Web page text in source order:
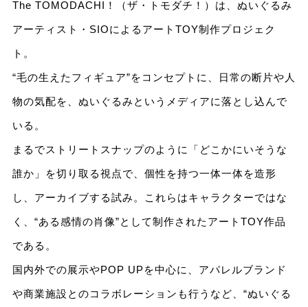
The TOMODACHI！（ザ・トモダチ！）は、ぬいぐるみ
アーティスト・SIOによるアートTOY制作プロジェク
ト。
“毛の生えたフィギュア”をコンセプトに、日常の断片や人
物の気配を、ぬいぐるみというメディアに落とし込んで
いる。
まるでストリートスナップのように「どこかにいそうな
誰か」を切り取る視点で、個性を持つ一体一体を造形
し、アーカイブする試み。これらはキャラクターではな
く、“ある感情の肖像”として制作されたアートTOY作品
である。
国内外での展示やPOP UPを中心に、アパレルブランド
や商業施設とのコラボレーションも行うなど、“ぬいぐる